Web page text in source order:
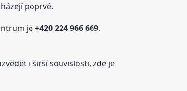
poprvé.
je+420 224 966 669.
i širší souvislosti, zde je